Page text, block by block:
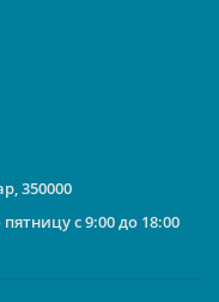
зала уровне.
стали с
к
для климата
. Несмотря на
соответствует
350000
с 9:00 до 18:00